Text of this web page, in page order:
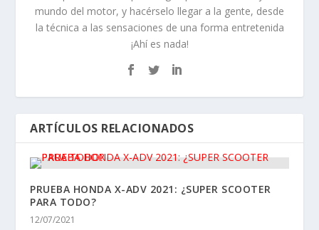
mundo del motor, y hacérselo llegar a la gente, desde
la técnica a las sensaciones de una forma entretenida
¡Ahí es nada!
ARTÍCULOS RELACIONADOS
PRUEBA HONDA X-ADV 2021: ¿SUPER SCOOTER
PARA TODO?
12/07/2021